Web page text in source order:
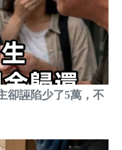
卻誣陷少了5萬，不